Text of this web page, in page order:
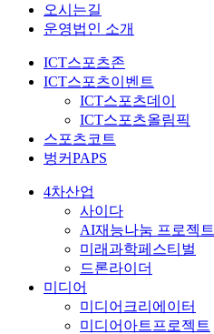
오시는길
운영법인 소개
ICT스포츠존
ICT스포츠이벤트
ICT스포츠데이
ICT스포츠올림픽
스포츠코트
벙커PAPS
4차산업
사이다
AI재능나눔 프로젝트
미래과학페스티벌
드론라이더
미디어
미디어크리에이터
미디어아트프로젝트